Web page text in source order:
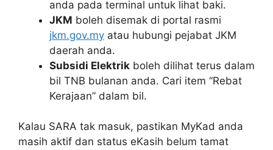
anda pada terminal untuk lihat baki.
JKM boleh disemak di portal rasmi
jkm.gov.my atau hubungi pejabat JKM
daerah anda.
Subsidi Elektrik boleh dilihat terus dalam
bil TNB bulanan anda. Cari item “Rebat
Kerajaan” dalam bil.
Kalau SARA tak masuk, pastikan MyKad anda
masih aktif dan status eKasih belum tamat